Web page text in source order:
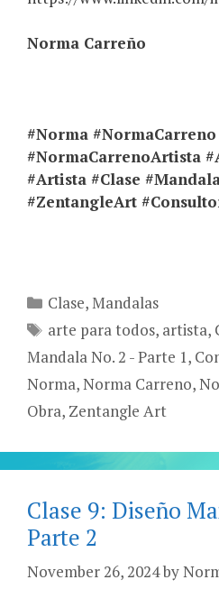
Norma Carreño
#Norma #NormaCarreno
#NormaCarrenoArtista
#Artista #Clase
#ZentangleArt
Categories
Clase,Mandalas
Tags
arte para todos, artista,
Mandala No. 2 - Parte 1,
Norma,Norma Carreno,
Obra, Zentangle Art
Clase 9: Diseño
Parte 2
November 26, 2024by